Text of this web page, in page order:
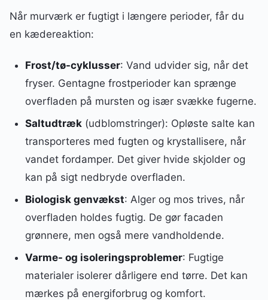
Når murværk er fugtigt i længere perioder, får du
en kædereaktion:
Frost/tø-cyklusser: Vand udvider sig, når det
fryser. Gentagne frostperioder kan sprænge
overfladen på mursten og især svække fugerne.
Saltudtræk(udblomstringer): Opløste salte kan
transporteres med fugten og krystallisere, når
vandet fordamper. Det giver hvide skjolder og
kan på sigt nedbryde overfladen.
Biologisk genvækst: Alger og mos trives, når
overfladen holdes fugtig. De gør facaden
grønnere, men også mere vandholdende.
Varme- og isoleringsproblemer: Fugtige
materialer isolerer dårligere end tørre. Det kan
mærkes på energiforbrug og komfort.